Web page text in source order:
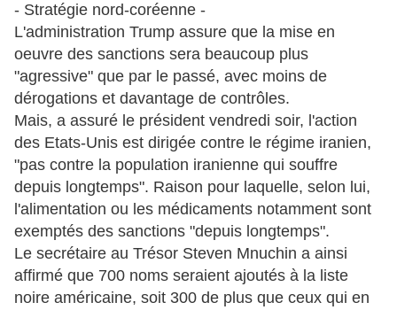
- Stratégie nord-coréenne -
L'administration Trump assure que la mise en
oeuvre des sanctions sera beaucoup plus
"agressive" que par le passé, avec moins de
dérogations et davantage de contrôles.
Mais, a assuré le président vendredi soir, l'action
des Etats-Unis est dirigée contre le régime iranien,
"pas contre la population iranienne qui souffre
depuis longtemps". Raison pour laquelle, selon lui,
l'alimentation ou les médicaments notamment sont
exemptés des sanctions "depuis longtemps".
Le secrétaire au Trésor Steven Mnuchin a ainsi
affirmé que 700 noms seraient ajoutés à la liste
noire américaine, soit 300 de plus que ceux qui en